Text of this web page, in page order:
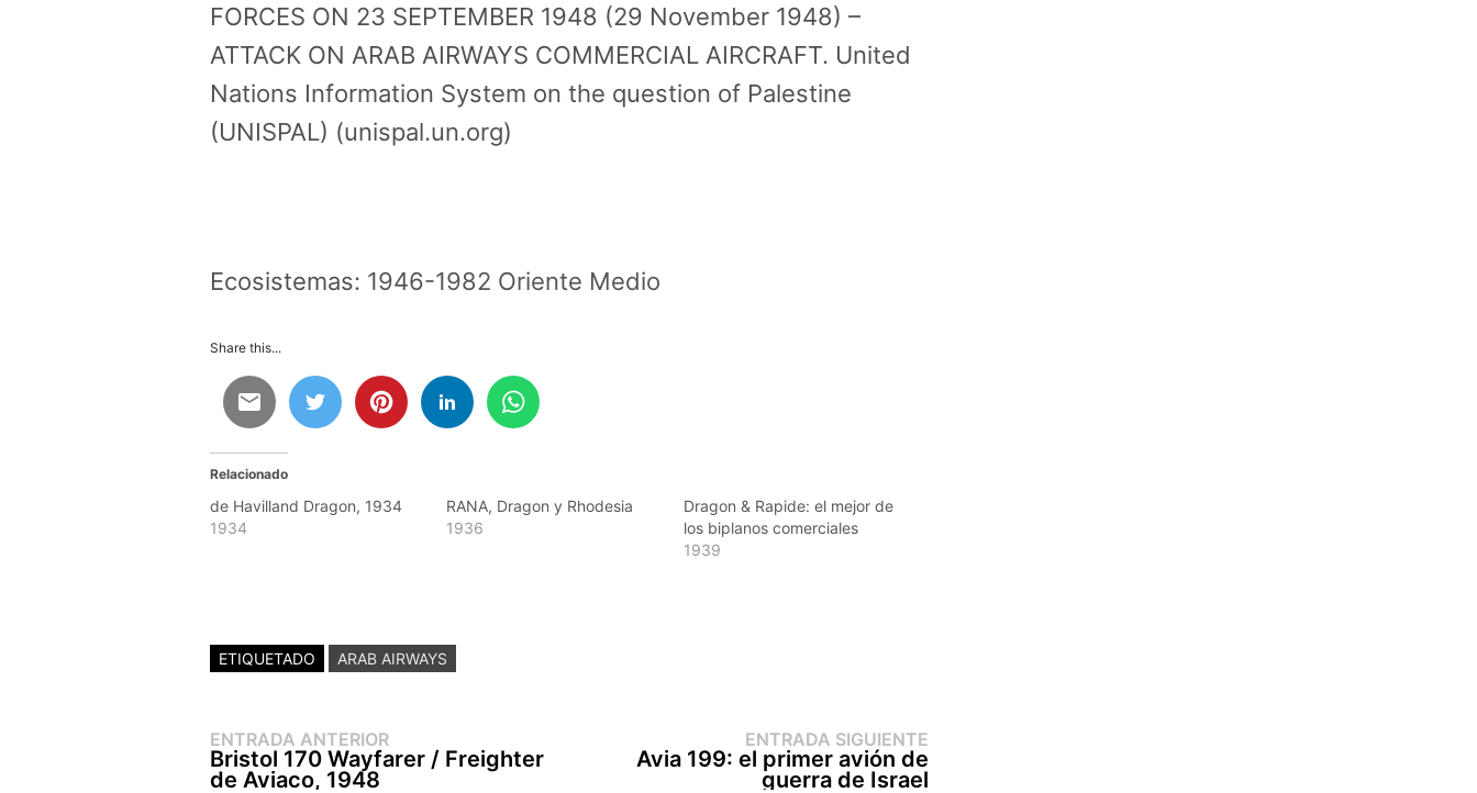
FORCES ON 23 SEPTEMBER 1948 (29 November 1948) –
ATTACK ON ARAB AIRWAYS COMMERCIAL AIRCRAFT. United
Nations Information System on the question of Palestine
(UNISPAL) (unispal.un.org)
Ecosistemas: 1946-1982 Oriente Medio
Share this...
Relacionado
de Havilland Dragon, 1934
1934
RANA, Dragon y Rhodesia
1936
Dragon & Rapide: el mejor de
los biplanos comerciales
1939
ETIQUETADO ARAB AIRWAYS
Navegación
de
ENTRADA ANTERIOREntrada
anterior:
Bristol 170 Wayfarer / Freighter
de Aviaco, 1948
ENTRADA SIGUIENTEEntrada
siguiente:
Avia 199: el primer avión de
guerra de Israel